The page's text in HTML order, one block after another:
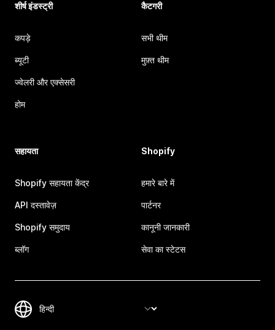
शीर्ष इंडस्ट्री
कपड़े
ब्यूटी
ज्वेलरी और एक्सेसरी
होम
कैटगरी
सभी थीम
मुफ़्त थीम
सहायता
Shopify सहायता केंद्र
API दस्तावेज़
Shopify समुदाय
ब्लॉग
Shopify
हमारे बारे में
पार्टनर
कानूनी जानकारी
सेवा का स्टेटस